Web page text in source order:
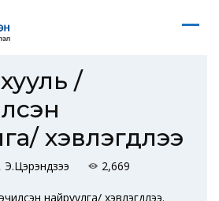
хууль /
хэвлэгдлээ
Э.Цэрэндүзээ 2,669
найруулга/ хэвлэгдлээ.